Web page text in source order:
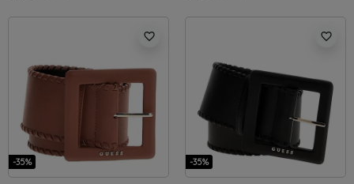
favorite_border
-35%
favorite_border
-35%